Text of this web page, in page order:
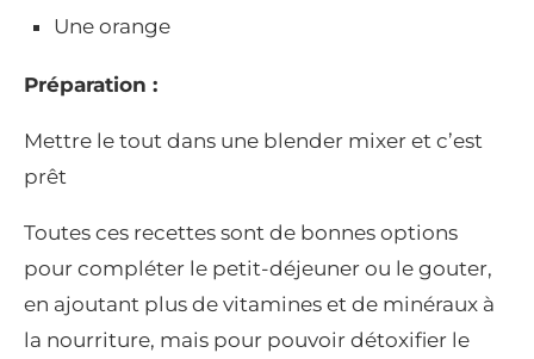
Une orange
Préparation :
Mettre le tout dans une blender mixer et c’est
prêt
Toutes ces recettes sont de bonnes options
pour compléter le petit-déjeuner ou le gouter,
en ajoutant plus de vitamines et de minéraux à
la nourriture, mais pour pouvoir détoxifier le